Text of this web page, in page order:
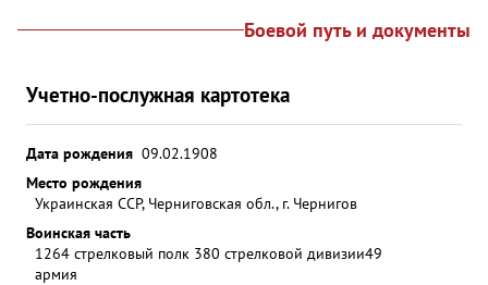
Боевой путь и документы
Учетно-послужная картотека
Дата рождения 09.02.1908
Место рождения
Украинская ССР, Черниговская обл., г. Чернигов
Воинская часть
1264 стрелковый полк 380 стрелковой дивизии49
армия